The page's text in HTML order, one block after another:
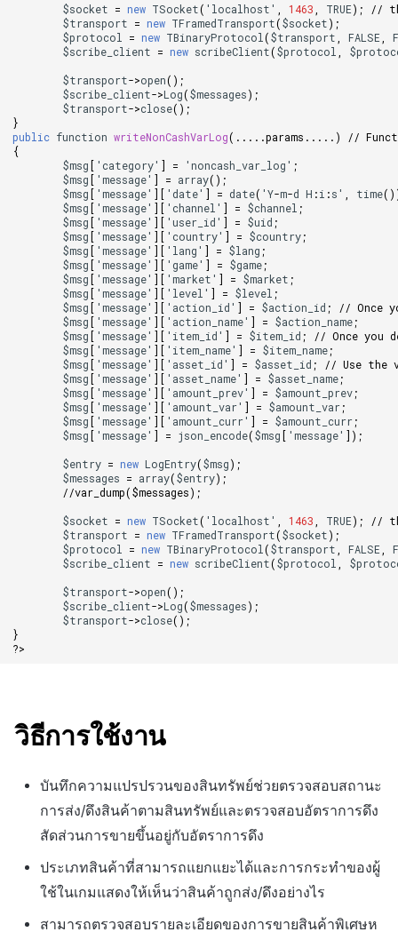
$socket = new TSocket( ' localhost' 1463 TRUE);
//
$transport = new TFramedTransport($socket);
$protocol
= new TBinaryProtocol ($transport FALSE
$scribe_client = new scribeClient($protocol
$transport->open();
$scribe_client->Log($messages);
$transport->close();
}
public function writeNonCashVarLog(.....params .....)
//
{
$msg [ ' category' ] = 'noncash_var_log' ;
$msg [ 'message' ] = array();
$msg [ 'message' ][ ' date' ] = date( 'Y-m-d H :i :s' time
$msg [ 'message' ][ ' channel ' ] = $channel ;
$msg [ 'message' ][ 'user_id' ] = $uid ;
$msg [ 'message' ][ ' country' ] = $country;
$msg [ 'message' ][ ' lang' ] = $lang ;
$msg [ 'message' ][ ' game' ] = $game;
$msg [ 'message' ][ 'market' ] = $market ;
$msg [ 'message' ][ ' level ' ] = $level ;
$msg [ 'message' ][ ' action_id' ] = $action_id ;
// Once
$msg [ 'message' ][ ' action_name' ] = $action_name;
$msg [ 'message' ][ ' item_id' ] = $item_id ;
// Once you
$msg [ 'message' ][ ' item_name' ] = $item_name;
$msg [ 'message' ][ ' asset_id' ] = $asset_id ;
// Use the
$msg [ 'message' ][ ' asset_name' ] = $asset_name;
$msg [ 'message' ][ ' amount_prev' ] = $amount_prev;
$msg [ 'message' ][ ' amount_var' ] = $amount_var;
$msg [ 'message' ][ ' amount_curr' ] = $amount_curr;
$msg [ 'message' ] = json_encode($msg [ 'message' ] );
$entry = new LogEntry($msg);
$messages = array($entry);
//var_dump($messages);
$socket = new TSocket( ' localhost' 1463 TRUE);
//
$transport = new TFramedTransport($socket);
$protocol
= new TBinaryProtocol ($transport FALSE
$scribe_client = new scribeClient($protocol
$transport->open();
$scribe_client->Log($messages);
$transport->close();
}
?>
วิธีการใช้งาน
บันทึกความแปรปรวนของสินทรัพย์ช่วยตรวจสอบสถานะ
การส่ง/ดึงสินค้าตามสินทรัพย์และตรวจสอบอัตราการดึง
สัดส่วนการขายขึ้นอยู่กับอัตราการดึง
ประเภทสินค้าที่สามารถแยกแยะได้และการกระทำของผู้
ใช้ในเกมแสดงให้เห็นว่าสินค้าถูกส่ง/ดึงอย่างไร
สามารถตรวจสอบรายละเอียดของการขายสินค้าพิเศษห